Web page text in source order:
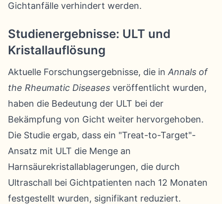
Gichtanfälle verhindert werden.
Studienergebnisse: ULT und
Kristallauflösung
Aktuelle Forschungsergebnisse, die in Annals of
the Rheumatic Diseases veröffentlicht wurden,
haben die Bedeutung der ULT bei der
Bekämpfung von Gicht weiter hervorgehoben.
Die Studie ergab, dass ein "Treat-to-Target"-
Ansatz mit ULT die Menge an
Harnsäurekristallablagerungen, die durch
Ultraschall bei Gichtpatienten nach 12 Monaten
festgestellt wurden, signifikant reduziert.